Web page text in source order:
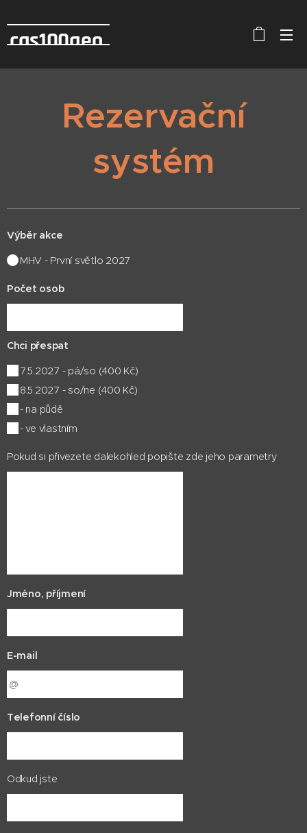
cas100geo
Rezervační
systém
Výběr akce
MHV - První světlo 2027
Počet osob
Chci přespat
7.5.2027 - pá/so (400 Kč)
8.5.2027 - so/ne (400 Kč)
- na půdě
- ve vlastním
Pokud si přivezete dalekohled popište zde jeho parametry
Jméno, příjmení
E-mail
Telefonní číslo
Odkud jste